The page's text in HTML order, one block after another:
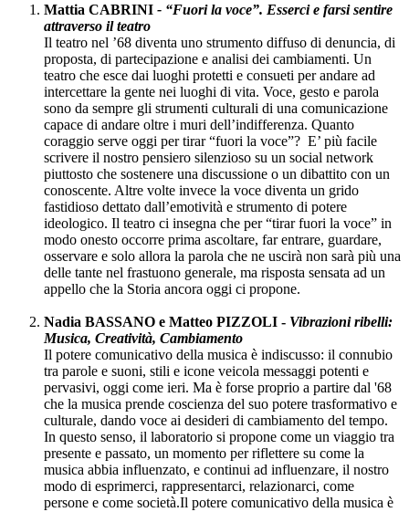
Mattia CABRINI - “Fuori la voce”. Esserci e farsi sentire
attraverso il teatro
Il teatro nel ’68 diventa uno strumento diffuso di denuncia, di
proposta, di partecipazione e analisi dei cambiamenti. Un
teatro che esce dai luoghi protetti e consueti per andare ad
intercettare la gente nei luoghi di vita. Voce, gesto e parola
sono da sempre gli strumenti culturali di una comunicazione
capace di andare oltre i muri dell’indifferenza. Quanto
coraggio serve oggi per tirar “fuori la voce”? E’ più facile
scrivere il nostro pensiero silenzioso su un social network
piuttosto che sostenere una discussione o un dibattito con un
conoscente. Altre volte invece la voce diventa un grido
fastidioso dettato dall’emotività e strumento di potere
ideologico. Il teatro ci insegna che per “tirar fuori la voce” in
modo onesto occorre prima ascoltare, far entrare, guardare,
osservare e solo allora la parola che ne uscirà non sarà più una
delle tante nel frastuono generale, ma risposta sensata ad un
appello che la Storia ancora oggi ci propone.
Nadia BASSANO e Matteo PIZZOLI - Vibrazioni ribelli:
Musica, Creatività, Cambiamento
Il potere comunicativo della musica è indiscusso: il connubio
tra parole e suoni, stili e icone veicola messaggi potenti e
pervasivi, oggi come ieri. Ma è forse proprio a partire dal '68
che la musica prende coscienza del suo potere trasformativo e
culturale, dando voce ai desideri di cambiamento del tempo.
In questo senso, il laboratorio si propone come un viaggio tra
presente e passato, un momento per riflettere su come la
musica abbia influenzato, e continui ad influenzare, il nostro
modo di esprimerci, rappresentarci, relazionarci, come
persone e come società.Il potere comunicativo della musica è